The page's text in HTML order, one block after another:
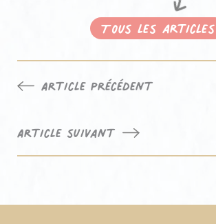
Tous les articles
Navigation
de
l’article
Article précédent
Article suivant